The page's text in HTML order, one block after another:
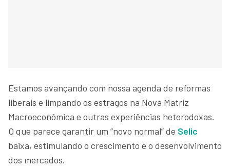
Estamos avançando com nossa agenda de reformas
liberais e limpando os estragos na Nova Matriz
Macroeconômica e outras experiências heterodoxas.
O que parece garantir um “novo normal” de Selic
baixa, estimulando o crescimento e o desenvolvimento
dos mercados.